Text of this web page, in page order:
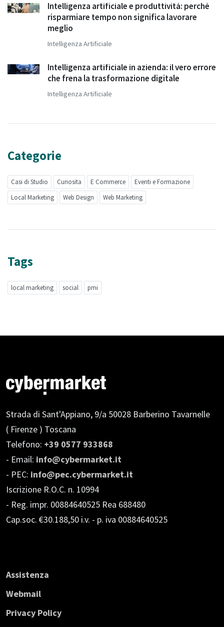
Intelligenza artificiale e produttività: perché
risparmiare tempo non significa lavorare
meglio
Intelligenza Artificiale
Intelligenza artificiale in azienda: il vero errore
che frena la trasformazione digitale
Intelligenza Artificiale
Categorie
Casi di Studio Curiosita E Commerce
Eventi e Formazione
Local Marketing
Web Design Web Marketing
Tags
local marketing social pmi
Strada di Sant'Appiano, 9/a 50028 Barberino Tavarnelle
( Firenze ) Toscana
Telefono: +39 0577 933868
- Email: info@cybermarket.it
- PEC: info@pec.cybermarket.it
Iscrizione R.O.C. n. 10994
- Reg. impr. 00884640525 Rea 688480
Cap.soc. €30.188,50 i.v. - p. iva 00884640525
Assistenza
Webmail
Privacy Policy